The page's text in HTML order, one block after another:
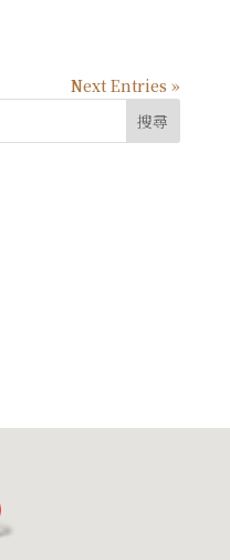
Next Entries »